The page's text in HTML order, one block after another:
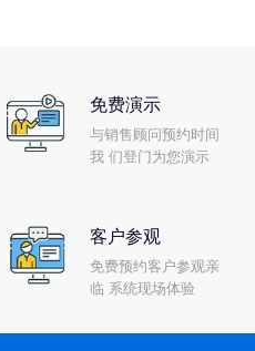
免费演示
与销售顾问预约时间
我 们登门为您演示
客户参观
免费预约客户参观亲
临 系统现场体验